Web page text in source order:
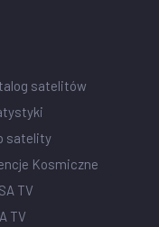
satelitów
satelity
Kosmiczne
TV
TV